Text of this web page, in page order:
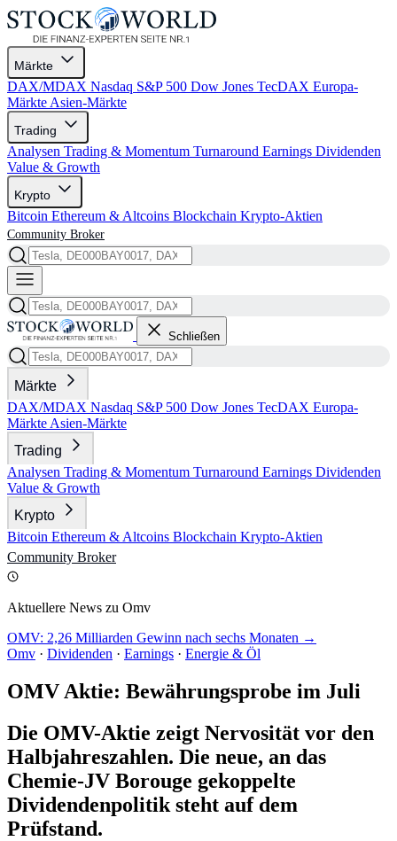
Märkte
DAX/MDAX Nasdaq S&P 500 Dow Jones TecDAX Europa-
Märkte Asien-Märkte
Trading
Analysen Trading & Momentum Turnaround Earnings Dividenden
Value & Growth
Krypto
Bitcoin Ethereum & Altcoins Blockchain Krypto-Aktien
Community Broker
Schließen
Märkte
DAX/MDAX Nasdaq S&P 500 Dow Jones TecDAX Europa-
Märkte Asien-Märkte
Trading
Analysen Trading & Momentum Turnaround Earnings Dividenden
Value & Growth
Krypto
Bitcoin Ethereum & Altcoins Blockchain Krypto-Aktien
Community Broker
Aktuellere News zu Omv
OMV: 2,26 Milliarden Gewinn nach sechs Monaten →
Omv · Dividenden · Earnings · Energie & Öl
OMV Aktie: Bewährungsprobe im Juli
Die OMV-Aktie zeigt Nervosität vor den
Halbjahreszahlen. Die neue, an das
Chemie-JV Borouge gekoppelte
Dividendenpolitik steht auf dem
Prüfstand.